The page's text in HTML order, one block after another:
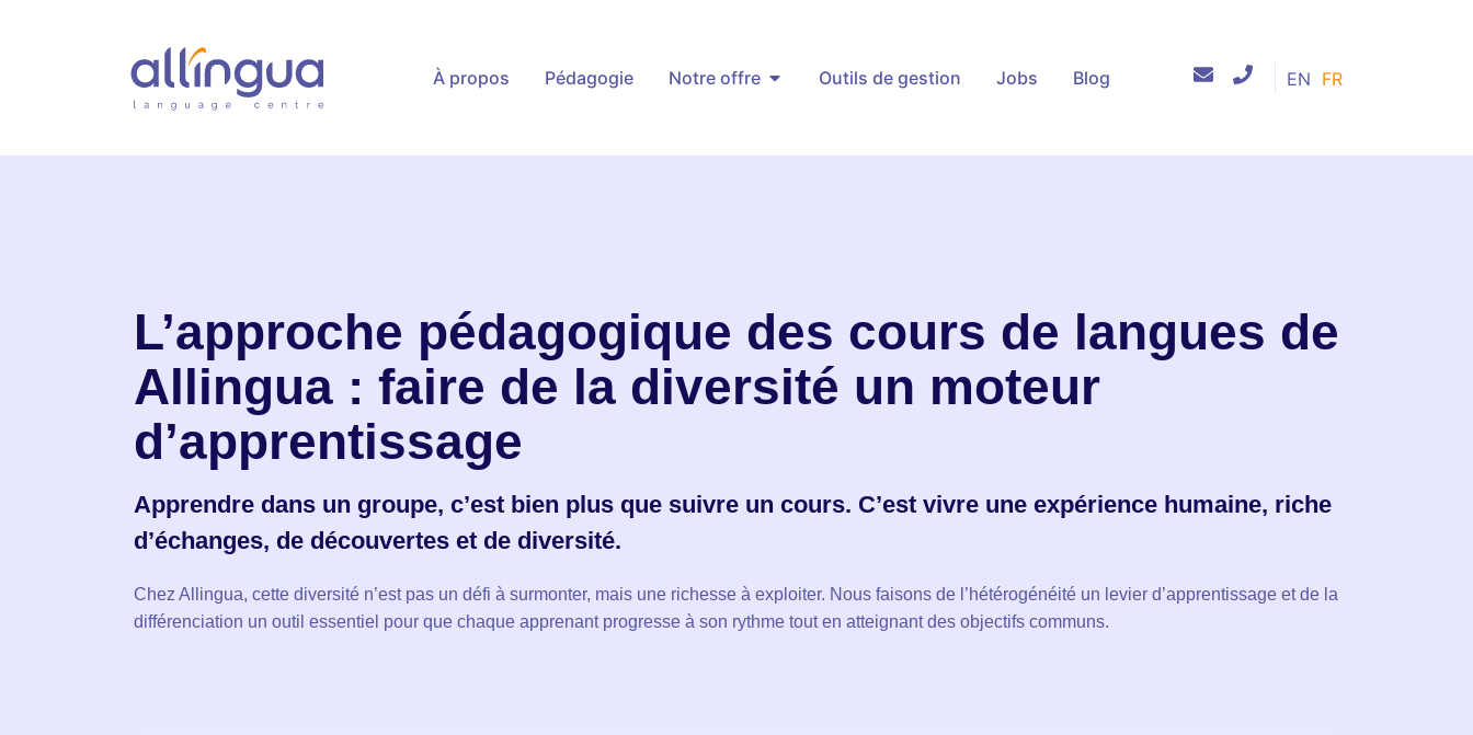
À propos Pédagogie Notre offre Outils de gestion Jobs Blog EN FR
L’approche pédagogique des cours de langues de
Allingua : faire de la diversité un moteur
d’apprentissage
Apprendre dans un groupe, c’est bien plus que suivre un cours. C’est vivre une expérience humaine, riche
d’échanges, de découvertes et de diversité.
Chez Allingua, cette diversité n’est pas un défi à surmonter, mais une richesse à exploiter. Nous faisons de l’hétérogénéité un levier d’apprentissage et de la
différenciation un outil essentiel pour que chaque apprenant progresse à son rythme tout en atteignant des objectifs communs.